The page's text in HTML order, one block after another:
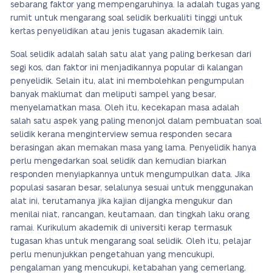
sebarang faktor yang mempengaruhinya. Ia adalah tugas yang
rumit untuk mengarang soal selidik berkualiti tinggi untuk
kertas penyelidikan atau jenis tugasan akademik lain.
Soal selidik adalah salah satu alat yang paling berkesan dari
segi kos, dan faktor ini menjadikannya popular di kalangan
penyelidik. Selain itu, alat ini membolehkan pengumpulan
banyak maklumat dan meliputi sampel yang besar,
menyelamatkan masa. Oleh itu, kecekapan masa adalah
salah satu aspek yang paling menonjol dalam pembuatan soal
selidik kerana menginterview semua responden secara
berasingan akan memakan masa yang lama. Penyelidik hanya
perlu mengedarkan soal selidik dan kemudian biarkan
responden menyiapkannya untuk mengumpulkan data. Jika
populasi sasaran besar, selalunya sesuai untuk menggunakan
alat ini, terutamanya jika kajian dijangka mengukur dan
menilai niat, rancangan, keutamaan, dan tingkah laku orang
ramai. Kurikulum akademik di universiti kerap termasuk
tugasan khas untuk mengarang soal selidik. Oleh itu, pelajar
perlu menunjukkan pengetahuan yang mencukupi,
pengalaman yang mencukupi, ketabahan yang cemerlang,